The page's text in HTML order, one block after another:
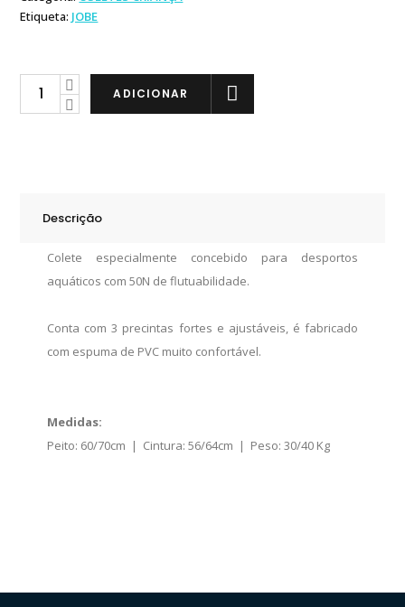
Etiqueta: JOBE
Jobe
ADICIONAR
Descrição
Colete especialmente concebido para desportos
aquáticos com 50N de flutuabilidade.
Conta com 3 precintas fortes e ajustáveis, é fabricado
com espuma de PVC muito confortável.
Medidas:
Peito: 60/70cm | Cintura: 56/64cm | Peso: 30/40 Kg